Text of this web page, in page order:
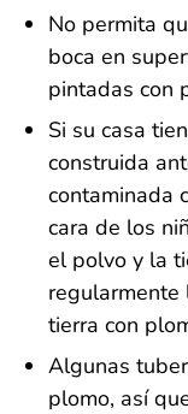
No permita
boca en
pintadas con
Si su casa
construida
contaminada
cara de los
el polvo y la
regularmente
tierra con
Algunas
plomo, así